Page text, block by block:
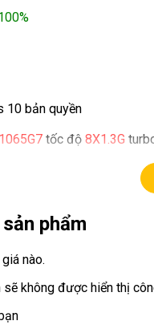
10 bản quyền
tốc độ 8X1.3G
IPS QHD( 2256 x 1504 )
usb type C
phẩm
nào.
sẽ không được hiển thị